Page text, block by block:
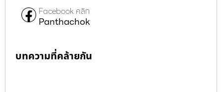
Facebook คลิก
Panthachok
บทความที่คล้ายกัน